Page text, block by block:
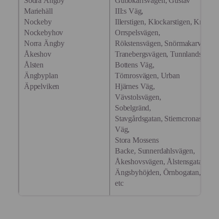
Mariehäll
Nockeby
Nockebyhov
Norra Ängby
Åkeshov
Ålsten
Ängbyplan
Äppelviken
III:s Väg,
Illerstigen, Klockarstigen,
Orrspelsvägen,
Rökstensvägen, Snörmakarvägen,
Tranebergsvägen,
Bottens Väg,
Törnrosvägen, Urban
Hjärnes Väg,
Vävstolsvägen,
Sobelgränd,
Stavgårdsgatan, Stierncronas
Väg,
Stora Mossens
Backe, Sunnerdahlsvägen,
Åkeshovsvägen, Ålstensgatan,
Ängsbyhöjden, Örnbogatan,
etc